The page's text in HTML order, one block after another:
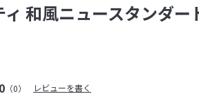
（0） レビューを書く
ィ 和風ニュースタンダー